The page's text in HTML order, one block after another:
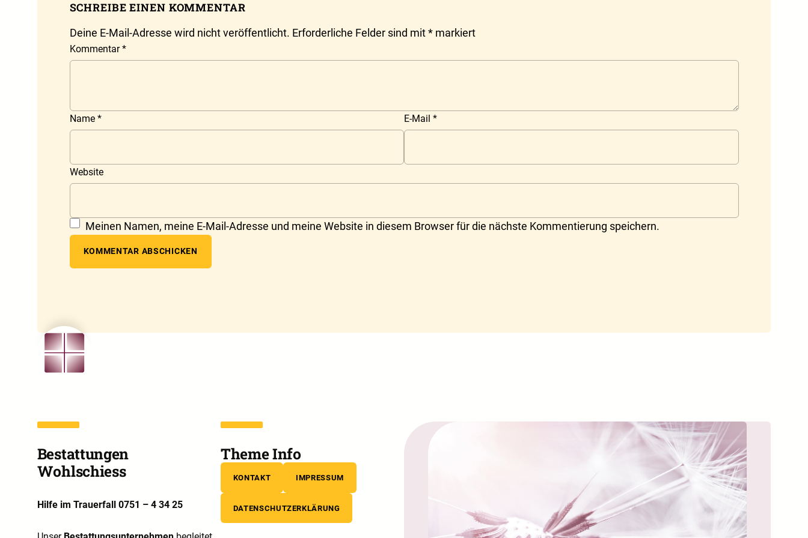
SCHREIBE EINEN KOMMENTAR
Deine E-Mail-Adresse wird nicht veröffentlicht. Erforderliche Felder sind mit *markiert
Kommentar*
Name * E-Mail *
Website
Meinen Namen, meine E-Mail-Adresse und meine Website in diesem Browser für die nächste Kommentierung speichern.
Bestattungen
Wohlschiess
Hilfe im Trauerfall 0751 – 4 34 25
Theme Info
KONTAKT IMPRESSUM
DATENSCHUTZERKLÄRUNG